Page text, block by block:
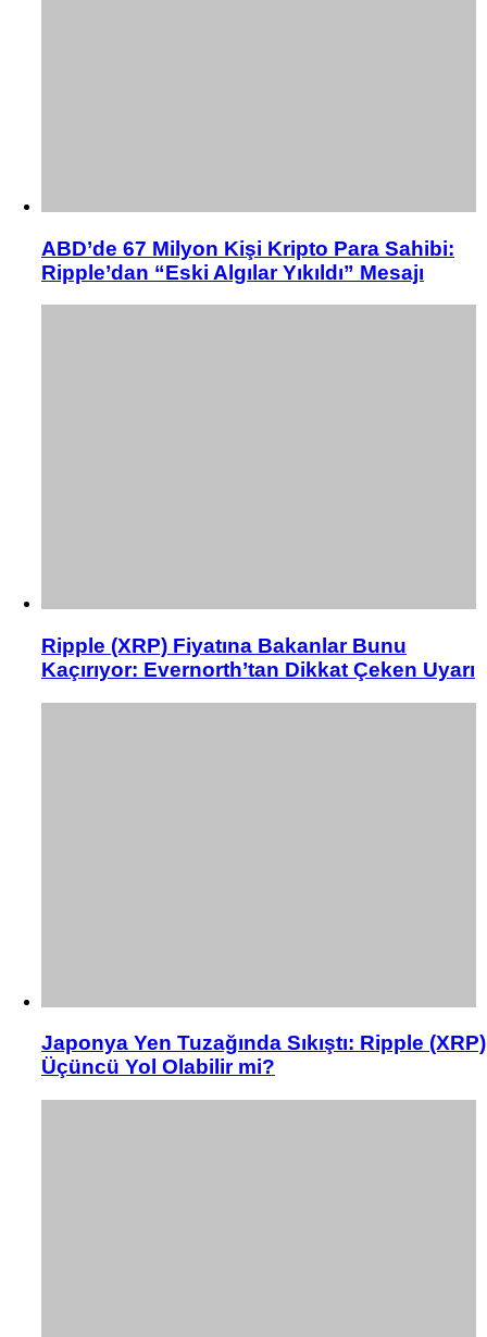
ABD’de 67 Milyon Kişi Kripto Para Sahibi:
Ripple’dan “Eski Algılar Yıkıldı” Mesajı
Ripple (XRP) Fiyatına Bakanlar Bunu
Kaçırıyor: Evernorth’tan Dikkat Çeken Uyarı
Japonya Yen Tuzağında Sıkıştı: Ripple (XRP)
Üçüncü Yol Olabilir mi?